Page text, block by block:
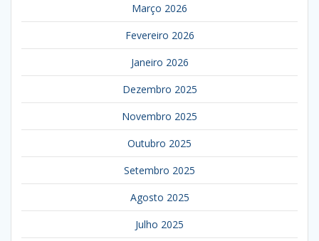
Março 2026
Fevereiro 2026
Janeiro 2026
Dezembro 2025
Novembro 2025
Outubro 2025
Setembro 2025
Agosto 2025
Julho 2025